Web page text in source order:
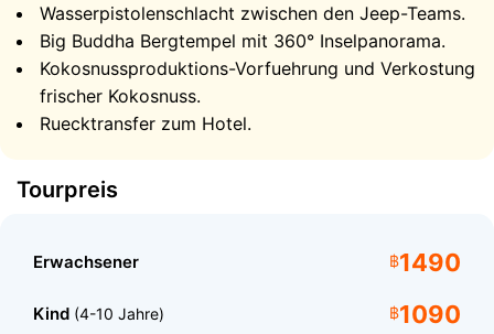
Wasserpistolenschlacht zwischen den Jeep-Teams.
Big Buddha Bergtempel mit 360° Inselpanorama.
Kokosnussproduktions-Vorfuehrung und Verkostung
frischer Kokosnuss.
Ruecktransfer zum Hotel.
Tourpreis
Erwachsener ฿1490
Kind (4-10 Jahre) ฿1090